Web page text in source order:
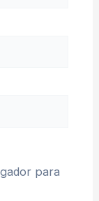
para